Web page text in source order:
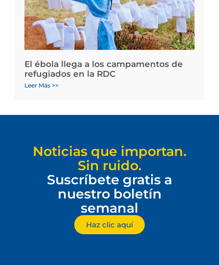
El ébola llega a los campamentos de
refugiados en la RDC
Leer Más >>
Noticias que importan.
Sin ruido.
Suscríbete gratis a
nuestro boletín
semanal
Haz clic aquí